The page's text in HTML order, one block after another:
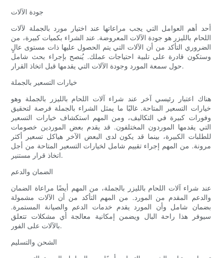
جودة الآلات
أحد أهم العوامل التي يجب مراعاتها عند اختيار مورد بالجملة لآلات
اللحام بالليزر هو جودة الآلات المعروضة. عند الشراء بكميات كبيرة، من
الضروري التأكد من أن الآلات التي يتم الحصول عليها ذات مستوى عالٍ
وستكون قادرة على تلبية احتياجات عملك. يُنصح بإجراء بحث شامل
حول سمعة المورد وجودة الآلات التي يقدمها قبل اتخاذ القرار.
خيارات التسعير بالجملة
هناك اعتبار رئيسي آخر عند شراء آلات اللحام بالليزر بالجملة وهو
خيارات التسعير المتاحة. غالبًا ما يمثل الشراء بالجملة فرصة لتحقيق
وفورات كبيرة في التكاليف، ومن المهم استكشاف خيارات التسعير
التي يقدمها الموردون المختلفون. قد يقدم بعض الموردين خصومات
للطلبات الكبيرة، بينما قد يكون لدى البعض الآخر هياكل تسعير أكثر
مرونة. من المهم إجراء تقييم شامل لخيارات التسعير المتاحة من أجل
اتخاذ قرار مستنير.
الضمان والدعم
عند شراء آلات اللحام بالليزر بالجملة، من المهم أيضًا مراعاة الضمان
والدعم المقدم من المورد. من المهم التأكد من أن الآلات مشمولة
بضمان شامل وأن المورد يقدم خدمات الدعم والصيانة المستمرة.
سيوفر هذا راحة البال ويضمن إمكانية معالجة أي مشكلات تتعلق
بالآلات على الفور.
الشحن والتسليم